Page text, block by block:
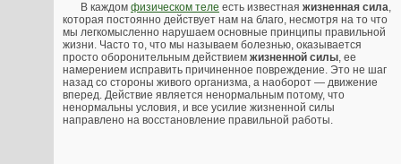
В каждом физическом теле есть известная жизненная сила,
которая постоянно действует нам на благо, несмотря на то что
мы легкомысленно нарушаем основные принципы правильной
жизни. Часто то, что мы называем болезнью, оказывается
просто оборонительным действием жизненной силы, ее
намерением исправить причиненное повреждение. Это не шаг
назад со стороны живого организма, а наоборот — движение
вперед. Действие является ненормальным потому, что
ненормальны условия, и все усилие жизненной силы
направлено на восстановление правильной работы.